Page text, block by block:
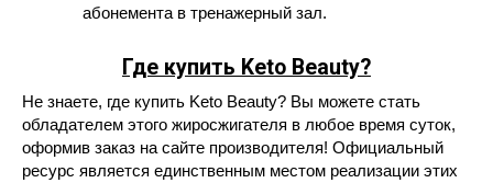
абонемента в тренажерный зал.
Где купить Keto Beauty?
Не знаете, где купить Keto Beauty? Вы можете стать
обладателем этого жиросжигателя в любое время суток,
оформив заказ на сайте производителя! Официальный
ресурс является единственным местом реализации этих